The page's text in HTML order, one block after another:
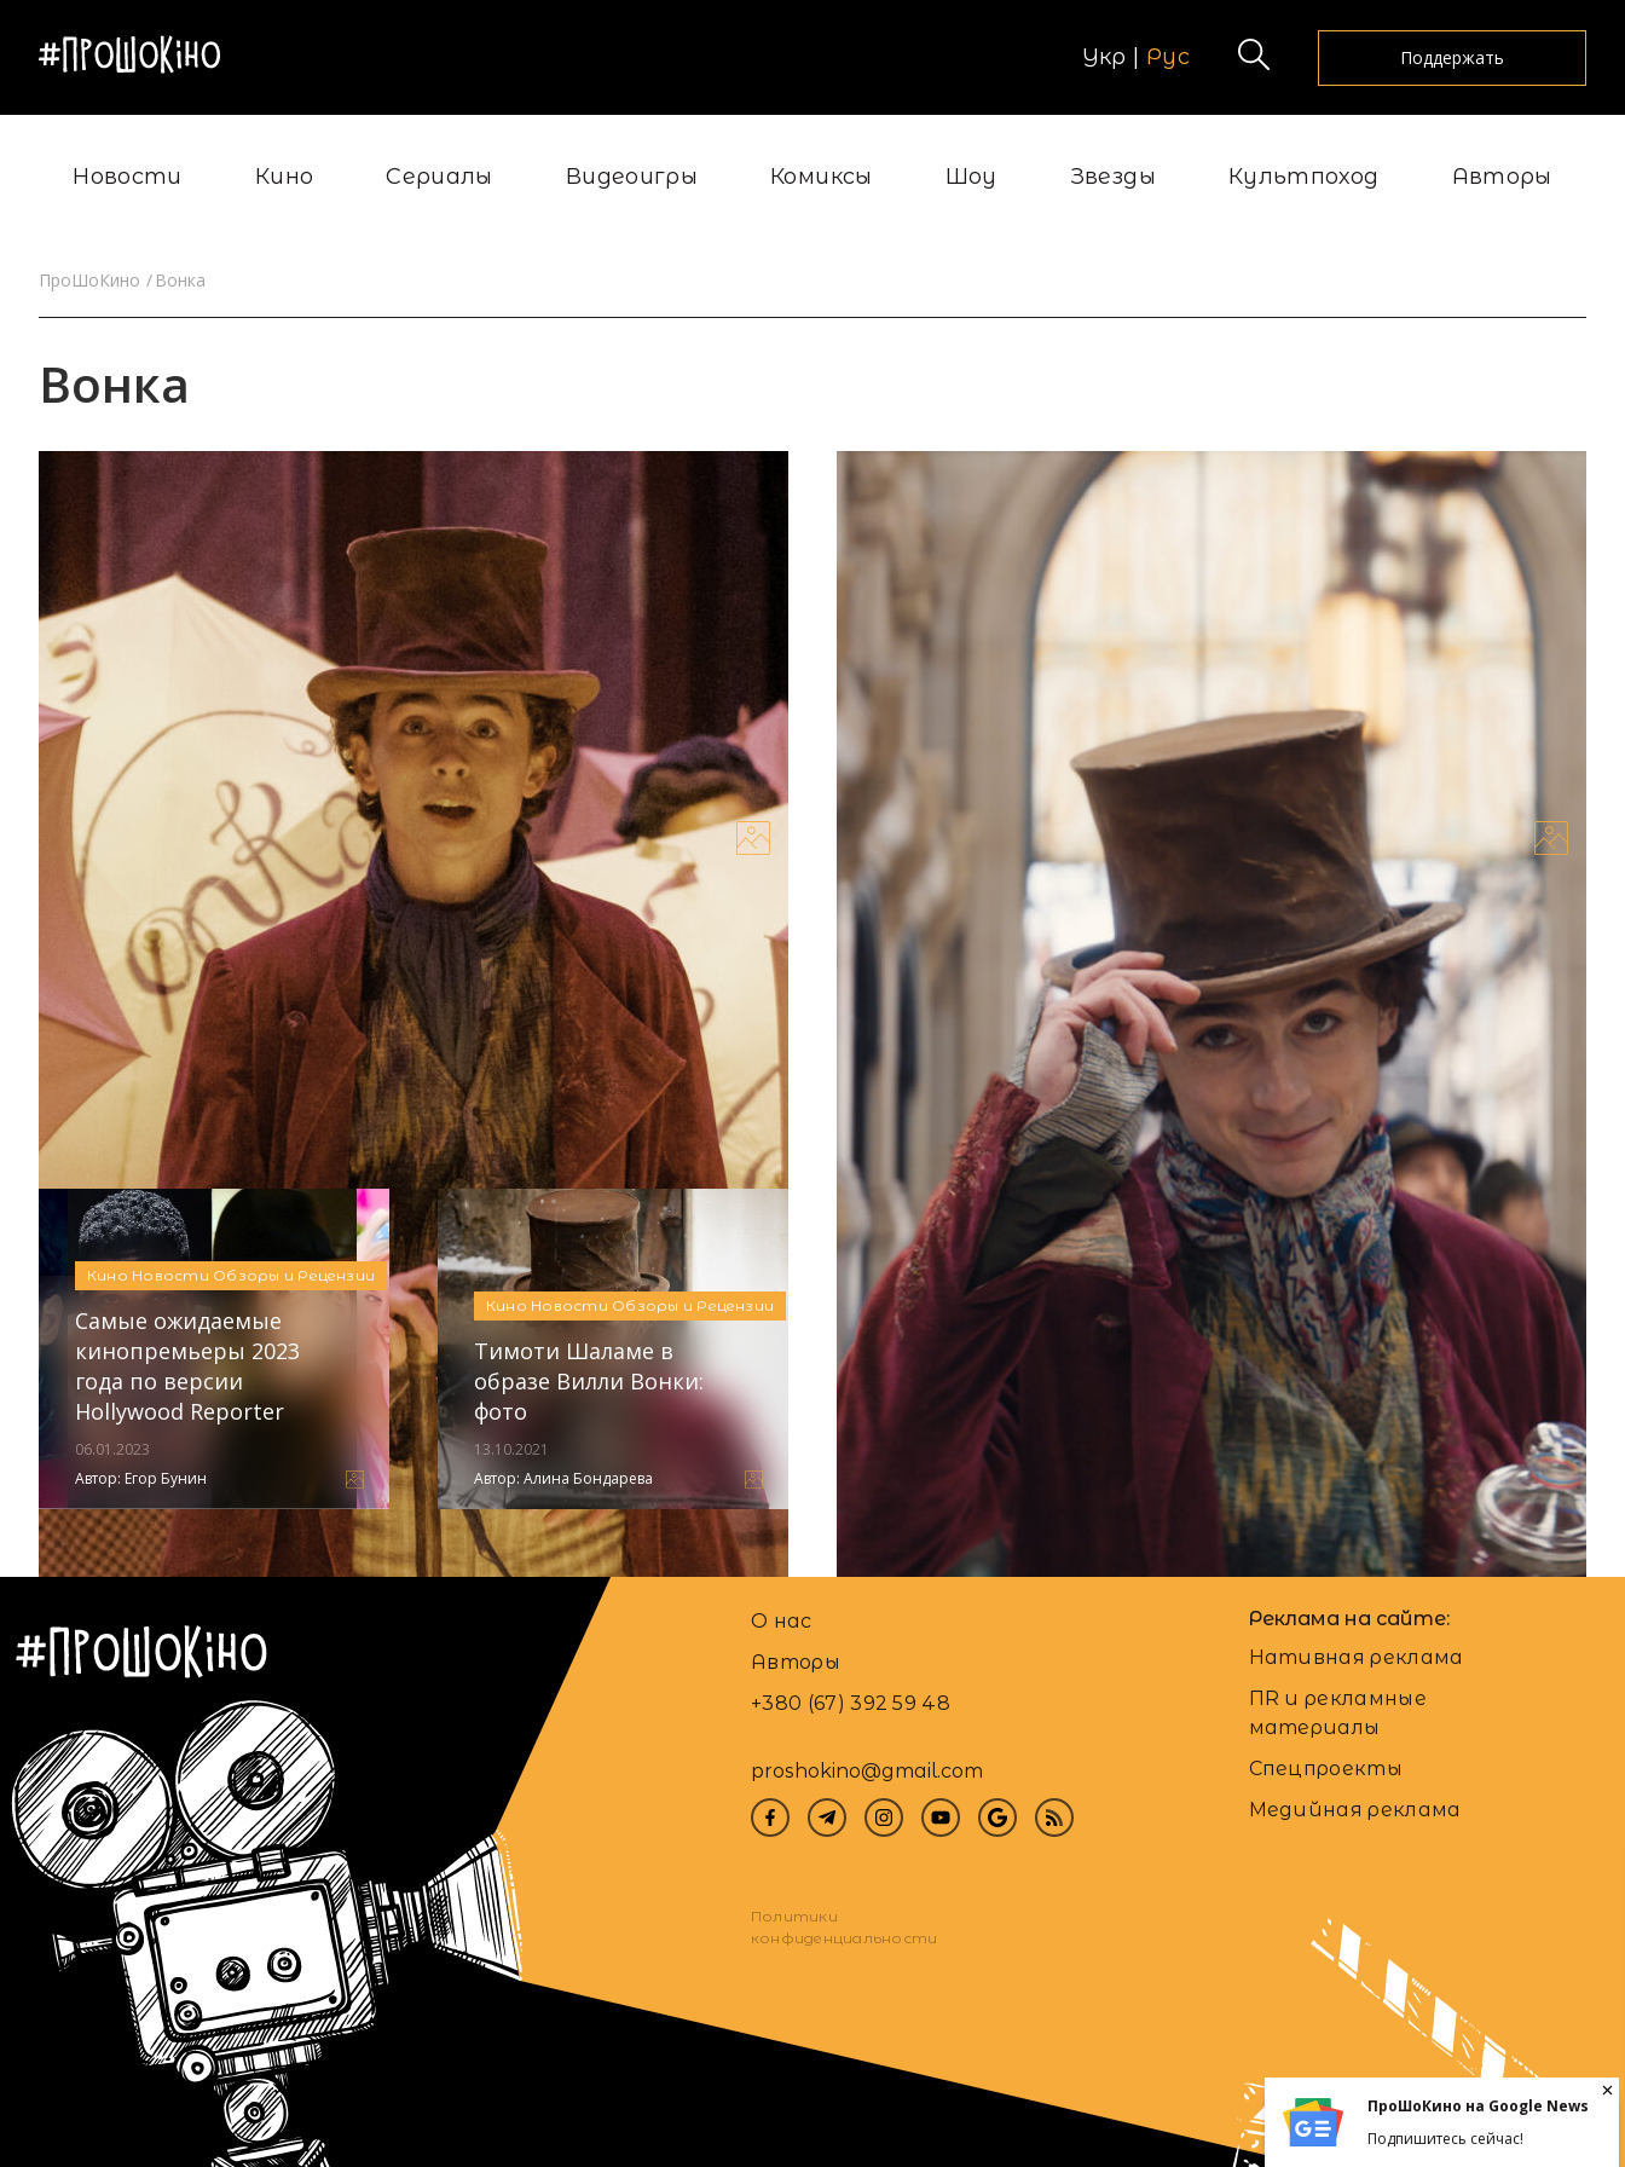
Укр Рус Поддержать
Новости Кино Сериалы Видеоигры Комиксы Шоу Звезды Культпоход Авторы
ПроШоКино Вонка
Вонка
КиноНовости Обзоры и Рецензии
Новый «Вонка» — это шоколад или только обертка. Рецензия на
фильм
В украинских кинотеатрах стартует прокат фильма «Вонка» (Wonka) Пола
Кинга, подарившего нам два фильма о мишке Паддингтоне из Тимоти
Шаламе в главной роли...
06.12.2023
Автор:
Алина Бондарева
Новости Обзоры и Рецензии
Тимоти Шаламе и Хью Грант в первом дублированном трейлере
фильма «Вонка»
Вышел первый дублированный трейлер фильма «Вонка» (Wonka) с Тимоти
Шаламе в роли Вилли Вонки – персонажа произведения Роальда Даля. В
ролике также показали...
Автор:Алина Бондарева
Кино Новости Обзоры и Рецензии
Самые ожидаемые
кинопремьеры 2023
года по версии
Hollywood Reporter
06.01.2023
Автор: Егор Бунин
Кино Новости Обзоры и Рецензии
Тимоти Шаламе в
образе Вилли Вонки:
фото
13.10.2021
Автор: Алина Бондарева
О нас
Авторы
+380 (67) 392 59 48
proshokino@gmail.com
Реклама на сайте:
Нативная реклама
ПR и рекламные
материалы
Спецпроекты
Медийная реклама
Политики
конфиденциальности
ПроШоКино на Google News
Подпишитесь сейчас!